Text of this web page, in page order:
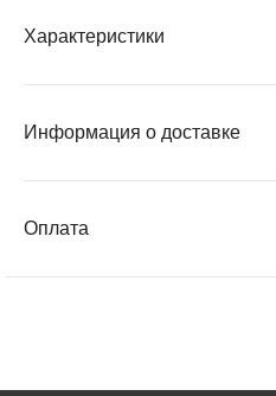
Характеристики
Информация о доставке
Оплата